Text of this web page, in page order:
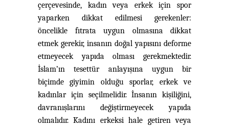
çerçevesinde, kadın veya erkek için spor
yaparken dikkat edilmesi gerekenler:
öncelikle fıtrata uygun olmasına dikkat
etmek gerekir, insanın doğal yapısını deforme
etmeyecek yapıda olması gerekmektedir.
İslam’ın tesettür anlayışına uygun bir
biçimde giyimin olduğu sporlar, erkek ve
kadınlar için seçilmelidir. İnsanın kişiliğini,
davranışlarını değiştirmeyecek yapıda
olmalıdır. Kadını erkeksi hale getiren veya